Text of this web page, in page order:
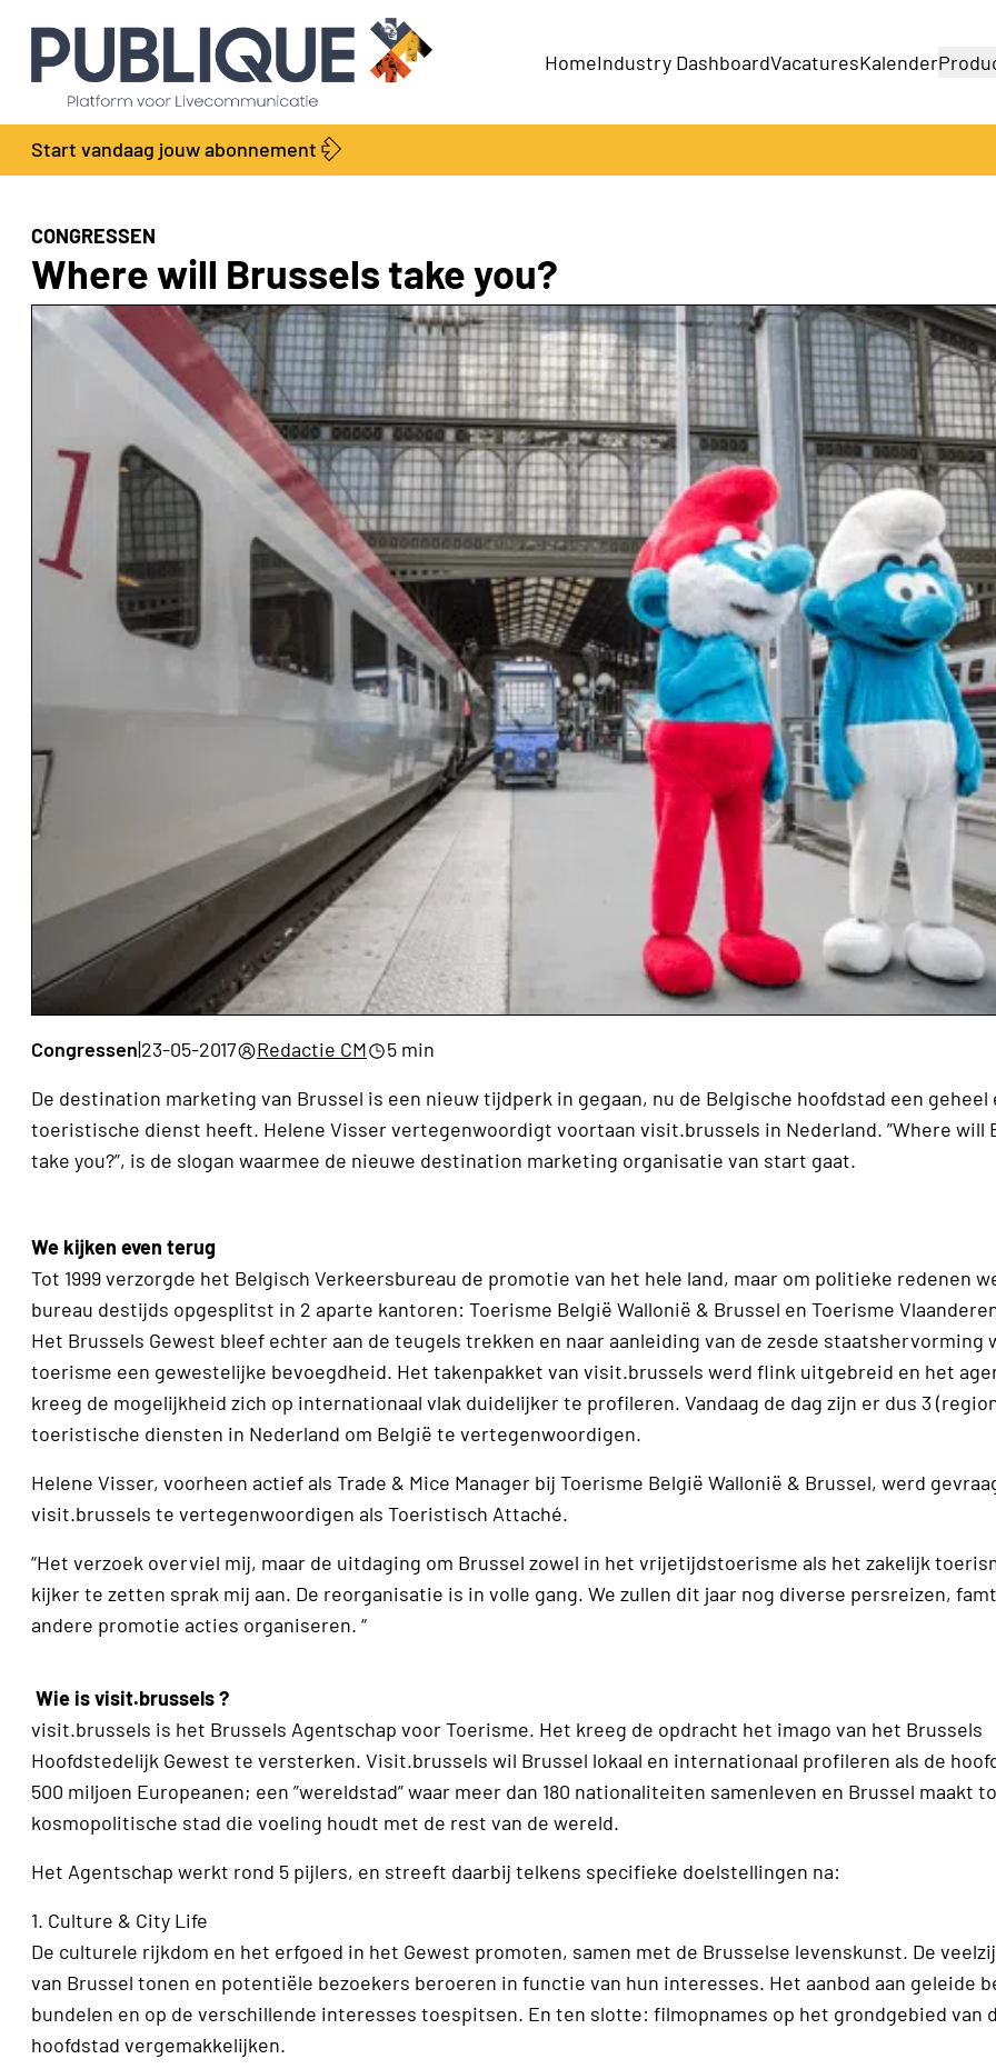
HomeIndustry DashboardVacaturesKalender
Start vandaag jouw abonnement
CONGRESSEN
Where will Brussels take you?
Congressen|23-05-2017 Redactie CM
5 min
De destination marketing van Brussel is een nieuw tijdperk in gegaan, nu de Belgische hoofdstad een geheel
toeristische dienst heeft. Helene Visser vertegenwoordigt voortaan visit.brussels in Nederland. ”Where will
take you?”, is de slogan waarmee de nieuwe destination marketing organisatie van start gaat.
We kijken even terug
Tot 1999 verzorgde het Belgisch Verkeersbureau de promotie van het hele land, maar om politieke redenen
bureau destijds opgesplitst in 2 aparte kantoren: Toerisme België Wallonië & Brussel en Toerisme
Het Brussels Gewest bleef echter aan de teugels trekken en naar aanleiding van de zesde staatshervorming
toerisme een gewestelijke bevoegdheid. Het takenpakket van visit.brussels werd flink uitgebreid en het
kreeg de mogelijkheid zich op internationaal vlak duidelijker te profileren. Vandaag de dag zijn er dus 3
toeristische diensten in Nederland om België te vertegenwoordigen.
Helene Visser, voorheen actief als Trade & Mice Manager bij Toerisme België Wallonië & Brussel, werd
visit.brussels te vertegenwoordigen als Toeristisch Attaché.
“Het verzoek overviel mij, maar de uitdaging om Brussel zowel in het vrijetijdstoerisme als het zakelijk
kijker te zetten sprak mij aan. De reorganisatie is in volle gang. We zullen dit jaar nog diverse persreizen,
andere promotie acties organiseren. “
Wie is visit.brussels ?
visit.brussels is het Brussels Agentschap voor Toerisme. Het kreeg de opdracht het imago van het Brussels
Hoofdstedelijk Gewest te versterken. Visit.brussels wil Brussel lokaal en internationaal profileren als de
500 miljoen Europeanen; een ”wereldstad” waar meer dan 180 nationaliteiten samenleven en Brussel maakt
kosmopolitische stad die voeling houdt met de rest van de wereld.
Het Agentschap werkt rond 5 pijlers, en streeft daarbij telkens specifieke doelstellingen na:
1. Culture & City Life
De culturele rijkdom en het erfgoed in het Gewest promoten, samen met de Brusselse levenskunst. De
van Brussel tonen en potentiële bezoekers beroeren in functie van hun interesses. Het aanbod aan geleide
bundelen en op de verschillende interesses toespitsen. En ten slotte: filmopnames op het grondgebied van
hoofdstad vergemakkelijken.